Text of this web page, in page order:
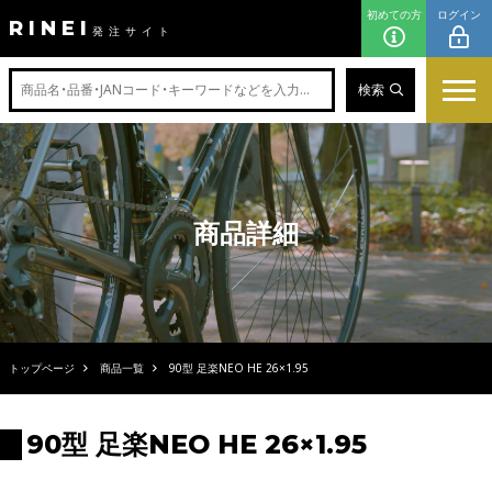
RINEI 発注サイト
初めての方 ログイン
検索
商品詳細
トップページ 商品一覧 90型 足楽NEO HE 26×1.95
90型 足楽NEO HE 26×1.95